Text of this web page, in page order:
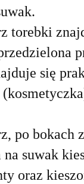
torebki
się
po bokach
na suwak
oraz